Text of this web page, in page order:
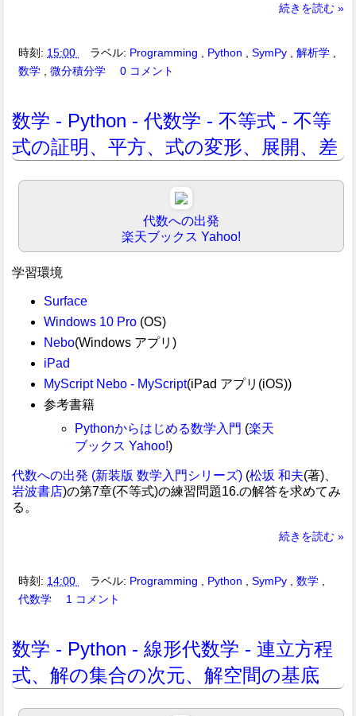
続きを読む »
時刻: 15:00 ラベル: Programming Python ,SymPy ,解析学
数学
微分積分学 0 コメント
数学 - Python - 代数学 - 不等式 - 不等
式の証明、平方、式の変形、展開、差
代数への出発
楽天ブックス Yahoo!
学習環境
Surface
Windows 10 Pro(OS)
Nebo(Windows アプリ)
iPad
MyScript Nebo - MyScript(iPad アプリ(iOS))
参考書籍
Pythonからはじめる数学入門 (楽天
ブックス Yahoo!)
代数への出発 (新装版 数学入門シリーズ) (松坂 和夫(著)、
岩波書店)の第7章(不等式)の練習問題16.の解答を求めてみ
る。
続きを読む »
時刻: 14:00 ラベル: Programming Python ,SymPy ,数学
代数学
1 コメント
数学 - Python - 線形代数学 - 連立方程
式、解の集合の次元、解空間の基底